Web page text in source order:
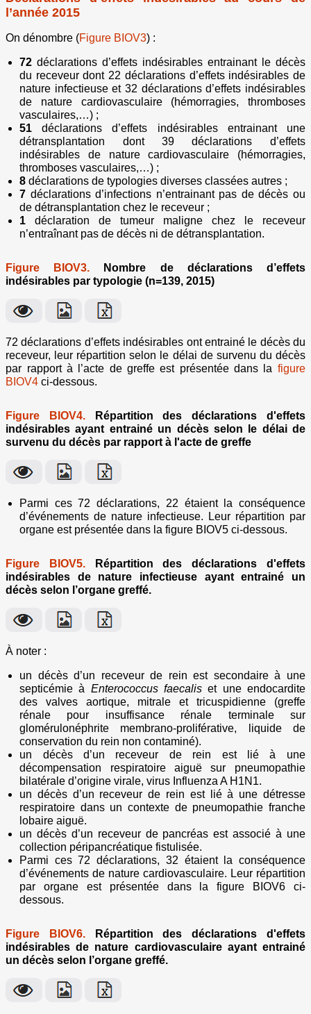
l’année 2015
On dénombre (Figure BIOV3) :
72 déclarations d’effets indésirables entrainant le décès
du receveur dont 22 déclarations d’effets indésirables de
nature infectieuse et 32 déclarations d’effets indésirables
de nature cardiovasculaire (hémorragies, thromboses
vasculaires,…) ;
51 déclarations d’effets indésirables entrainant une
détransplantation dont 39 déclarations d’effets
indésirables de nature cardiovasculaire (hémorragies,
thromboses vasculaires,…) ;
8déclarations de typologies diverses classées autres ;
7 déclarations d’infections n’entrainant pas de décès ou
de détransplantation chez le receveur ;
1 déclaration de tumeur maligne chez le receveur
n’entraînant pas de décès ni de détransplantation.
Figure BIOV3. Nombre de déclarations d’effets
indésirables par typologie (n=139, 2015)
72 déclarations d’effets indésirables ont entrainé le décès du
receveur, leur répartition selon le délai de survenu du décès
par rapport à l’acte de greffe est présentée dans la figure
BIOV4 ci-dessous.
Figure BIOV4.Répartition des déclarations d'effets
indésirables ayant entrainé un décès selon le délai de
survenu du décès par rapport à l'acte de greffe
Parmi ces 72 déclarations, 22 étaient la conséquence
d’événements de nature infectieuse. Leur répartition par
organe est présentée dans la figure BIOV5 ci-dessous.
Figure BIOV5.Répartition des déclarations d'effets
indésirables de nature infectieuse ayant entrainé un
décès selon l’organe greffé.
À noter :
un décès d’un receveur de rein est secondaire à une
septicémie à Enterococcus faecaliset une endocardite
des valves aortique, mitrale et tricuspidienne (greffe
rénale pour insuffisance rénale terminale sur
glomérulonéphrite membrano-proliférative, liquide de
conservation du rein non contaminé).
un décès d’un receveur de rein est lié à une
décompensation respiratoire aiguë sur pneumopathie
bilatérale d’origine virale, virus Influenza A H1N1.
un décès d’un receveur de rein est lié à une détresse
respiratoire dans un contexte de pneumopathie franche
lobaire aiguë.
un décès d’un receveur de pancréas est associé à une
collection péripancréatique fistulisée.
Parmi ces 72 déclarations, 32 étaient la conséquence
d’événements de nature cardiovasculaire. Leur répartition
par organe est présentée dans la figure BIOV6 ci-
dessous.
Figure BIOV6.Répartition des déclarations d'effets
indésirables de nature cardiovasculaire ayant entrainé
un décès selon l’organe greffé.